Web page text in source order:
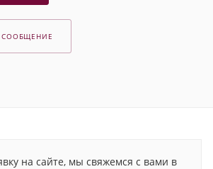
СООБЩЕНИЕ
на сайте, мы свяжемся с вами в